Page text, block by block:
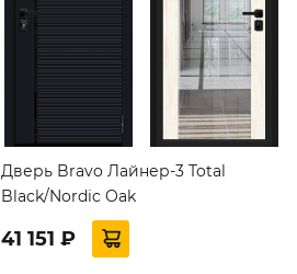
Дверь Bravo Лайнер-3 Total
Black/Nordic Oak
41 151 ₽